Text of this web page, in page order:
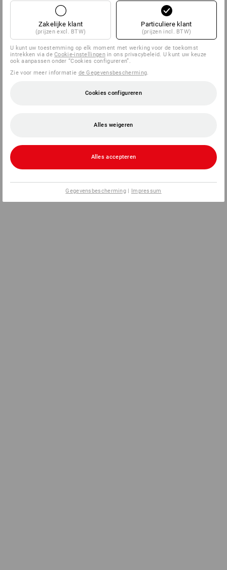
Zakelijke klant
(prijzen excl. BTW)
Particuliere klant
(prijzen incl. BTW)
U kunt uw toestemming op elk moment met werking voor de toekomst
intrekken via deCookie-instellingenin ons privacybeleid. U kunt uw keuze
ook aanpassen onder “Cookies configureren”.
Zie voor meer informatie de Gegevensbescherming.
Cookies configureren
Alles weigeren
Alles accepteren
Gegevensbescherming | Impressum